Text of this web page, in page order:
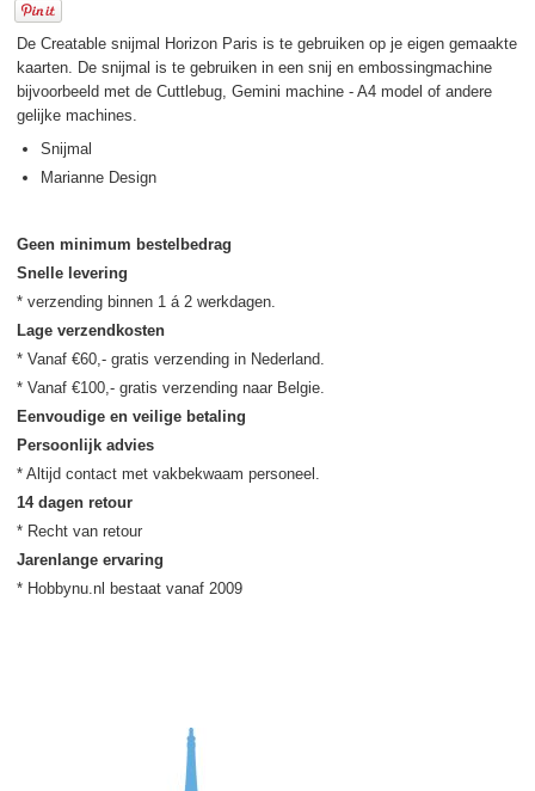
De Creatable snijmal Horizon Paris is te gebruiken op je eigen gemaakte
kaarten. De snijmal is te gebruiken in een snij en embossingmachine
bijvoorbeeld met de Cuttlebug, Gemini machine - A4 model of andere
gelijke machines.
Snijmal
Marianne Design
Geen minimum bestelbedrag
Snelle levering
Lage verzendkosten
* Vanaf €60,- gratis verzending in Nederland.
Eenvoudige en veilige betaling
Persoonlijk advies
14 dagen retour
Jarenlange ervaring
* Hobbynu.nl bestaat vanaf 2009